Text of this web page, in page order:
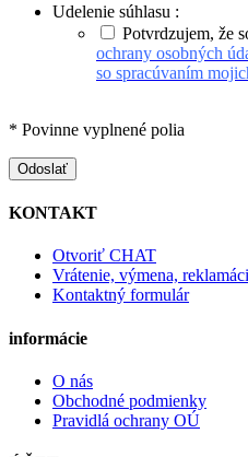
Udelenie súhlasu :
Potvrdzujem, že
ochrany osobných
so spracúvaním
* Povinne vyplnené polia
Odoslať
KONTAKT
Otvoriť CHAT
Vrátenie, výmena,
Kontaktný formulár
informácie
O nás
Obchodné podmienky
Pravidlá ochrany OÚ